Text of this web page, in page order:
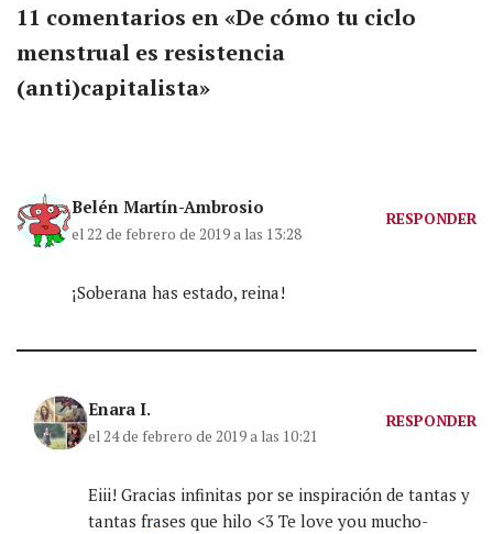
11 comentarios en «De cómo tu ciclo
menstrual es resistencia
(anti)capitalista»
Belén Martín-Ambrosio
el 22 de febrero de 2019 a las 13:28
RESPONDER
¡Soberana has estado, reina!
Enara I.
el 24 de febrero de 2019 a las 10:21
RESPONDER
Eiii! Gracias infinitas por se inspiración de tantas y
tantas frases que hilo <3 Te love you mucho-